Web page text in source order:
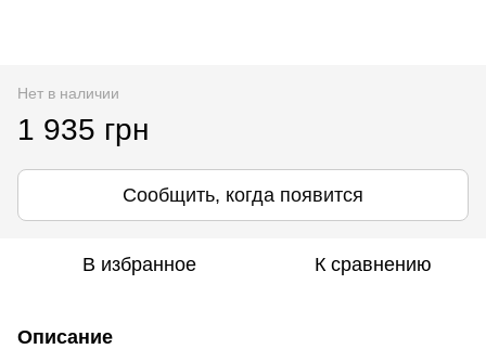
Нет в наличии
1 935 грн
Сообщить, когда появится
В избранное К сравнению
Описание